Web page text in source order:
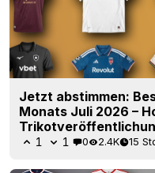
Jetzt abstimmen:
Monats Juli 2026 –
1 1 0 2.4K 15